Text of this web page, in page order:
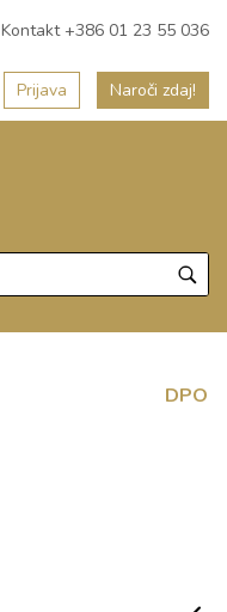
Kontakt +386 01 23 55 036
Prijava Naroči zdaj!
DPO